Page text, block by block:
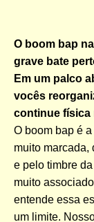
O boom bap
grave bate
Em um palco
vocês
continue física
O boom bap é
muito marcada,
e pelo timbre
muito
entende essa
um limite.